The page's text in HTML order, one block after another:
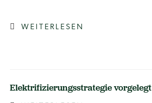
WEITERLESEN
Elektrifizierungsstrategie vorgelegt